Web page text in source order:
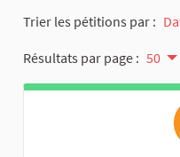
Trier les pétitions par :
Résultats par page : 50